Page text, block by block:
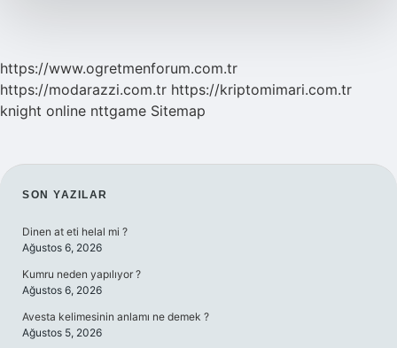
https://www.ogretmenforum.com.tr
https://modarazzi.com.tr https://kriptomimari.com.tr
knight online nttgame Sitemap
SIDEBAR
SON YAZILAR
Dinen at eti helal mi ?
Ağustos 6, 2026
Kumru neden yapılıyor ?
Ağustos 6, 2026
Avesta kelimesinin anlamı ne demek ?
Ağustos 5, 2026